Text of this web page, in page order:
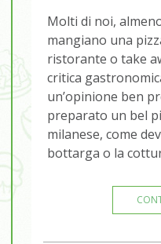
Molti di noi,
mangiano una
ristorante o take
critica
un’opinione ben
preparato un bel
milanese, come
bottarga o la